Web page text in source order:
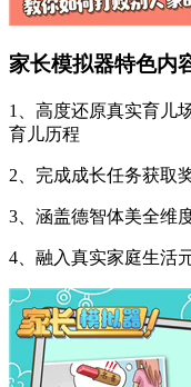
家长模拟器特色内
1、高度还原真实育儿
育儿历程
2、完成成长任务获取
3、涵盖德智体美全维
4、融入真实家庭生活